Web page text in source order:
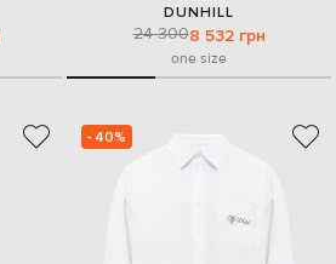
DUNHILL
24 3008 532 грн
one size
- 40%